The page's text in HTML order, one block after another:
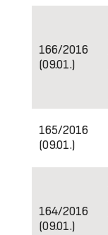
166/2016
(09.01.)
165/2016
(09.01.)
164/2016
(09.01.)